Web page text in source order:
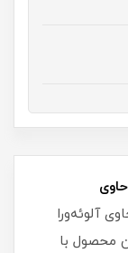
آلوئه‌ورا
محصول با